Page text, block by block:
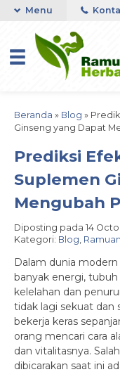
RESPON ORDER VIA
Menu
Beranda » Blog »
Ginseng yang Dapat
Prediksi
Suplemen
Mengubah
Diposting pada 14
Kategori: Blog,
Dalam dunia
banyak energi,
kelelahan dan
tidak lagi sekuat dan
bekerja keras
orang mencari cara
dan vitalitasnya.
dibicarakan saat ini